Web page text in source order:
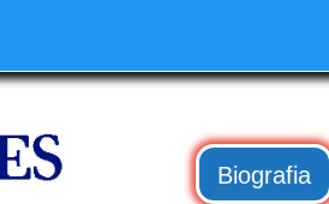
Biografia